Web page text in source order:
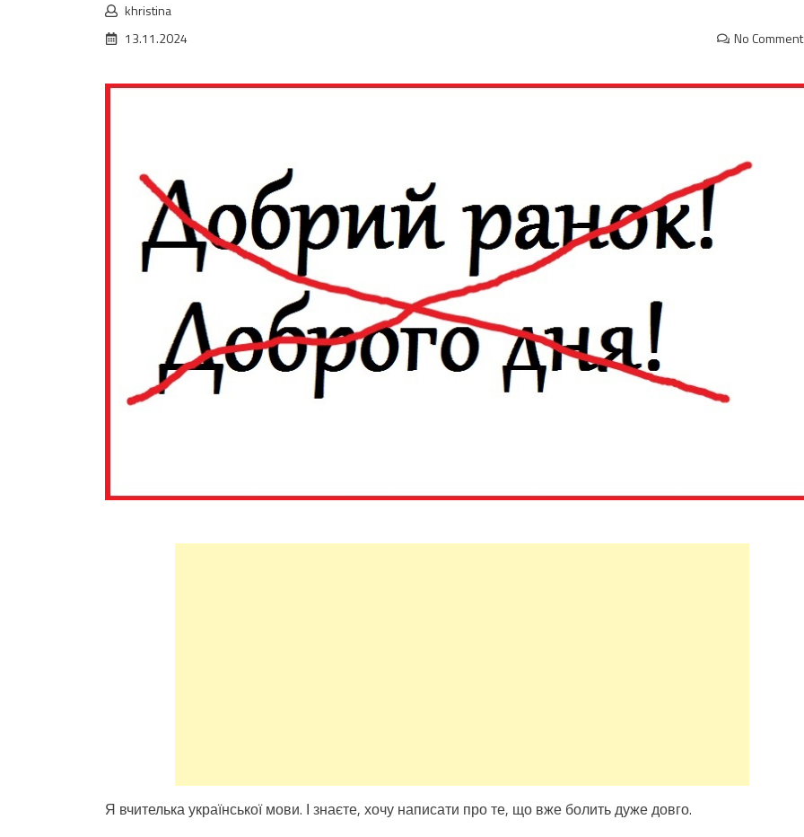
khristina
13.11.2024
No
Я вчителька української мови. І знаєте, хочу написати про те, що вже болить дуже довго.